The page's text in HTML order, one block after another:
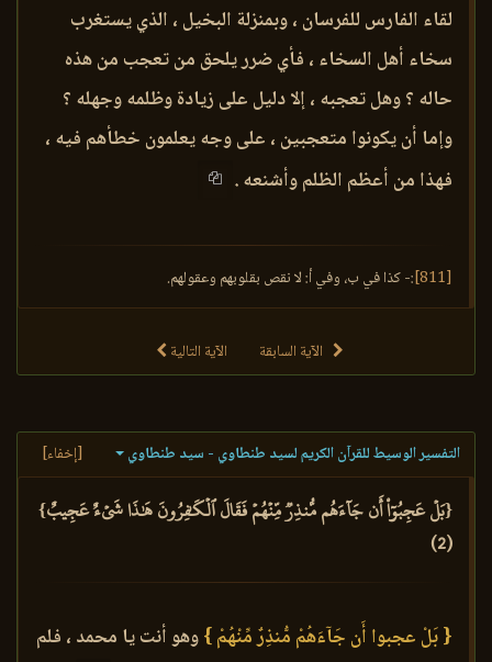
لقاء الفارس للفرسان ، وبمنزلة البخيل ، الذي يستغرب
سخاء أهل السخاء ، فأي ضرر يلحق من تعجب من هذه
حاله ؟ وهل تعجبه ، إلا دليل على زيادة وظلمه وجهله ؟
وإما أن يكونوا متعجبين ، على وجه يعلمون خطأهم فيه ،
فهذا من أعظم الظلم وأشنعه .
[811] :- كذا في ب، وفي أ: لا نقص بقلوبهم وعقولهم.
الآية السابقة الآية التالية
التفسير الوسيط للقرآن الكريم لسيد طنطاوي - سيد طنطاوي [إخفاء]
{بَلۡ عَجِبُوٓاْ أَن جَآءَهُم مُّنذِرٞ مِّنۡهُمۡ فَقَالَ ٱلۡكَٰفِرُونَ هَٰذَا شَيۡءٌ عَجِيبٌ}
(2)
{ بَلْ عجبوا أَن جَآءَهُمْ مُّنذِرٌ مِّنْهُمْ }وهو أنت يا محمد ، فلم